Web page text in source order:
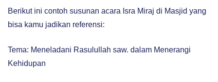
Berikut ini contoh susunan acara Isra Miraj di Masjid yang
bisa kamu jadikan referensi:
Tema: Meneladani Rasulullah saw. dalam Menerangi
Kehidupan